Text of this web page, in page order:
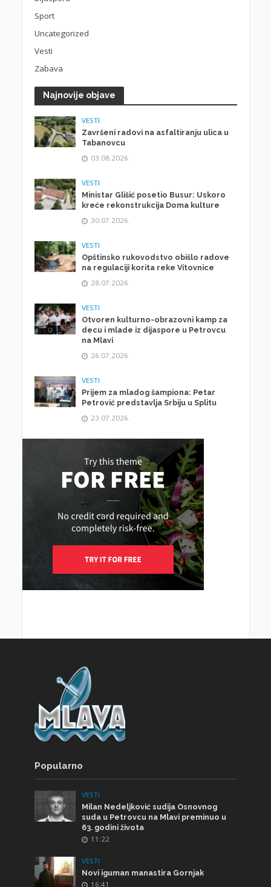
Sport
Uncategorized
Vesti
Zabava
Najnovije objave
VESTI
Završeni radovi na asfaltiranju ulica u
Tabanovcu
03.08.2026.
VESTI
Ministar Glišić posetio Busur: Uskoro
kreće rekonstrukcija Doma kulture
30.07.2026.
VESTI
Opštinsko rukovodstvo obišlo radove
na regulaciji korita reke Vitovnice
28.07.2026.
VESTI
Otvoren kulturno-obrazovni kamp za
decu i mlade iz dijaspore u Petrovcu
na Mlavi
26.07.2026.
VESTI
Prijem za mladog šampiona: Petar
Petrović predstavlja Srbiju u Splitu
23.07.2026.
Popularno
VESTI
Milan Nedeljković sudija Osnovnog
suda u Petrovcu na Mlavi preminuo u
63. godini života
11:22
VESTI
Novi iguman manastira Gornjak
16:41